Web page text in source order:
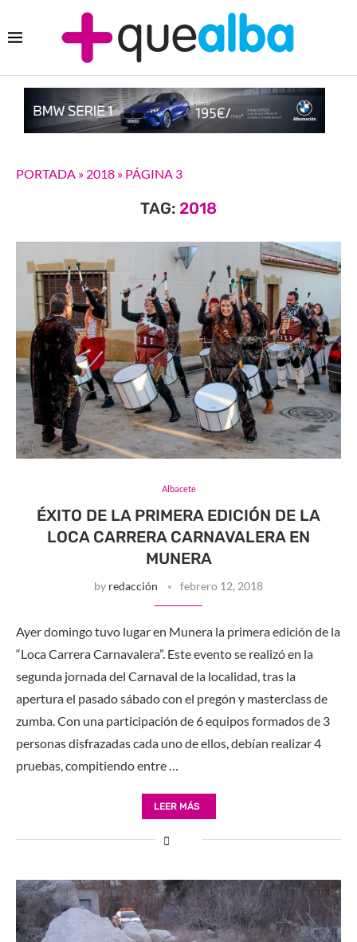
PORTADA » 2018 » PÁGINA 3
TAG: 2018
Albacete
ÉXITO DE LA PRIMERA EDICIÓN DE LA
LOCA CARRERA CARNAVALERA EN
MUNERA
by redacción febrero 12, 2018
Ayer domingo tuvo lugar en Munera la primera edición de la
“Loca Carrera Carnavalera”. Este evento se realizó en la
segunda jornada del Carnaval de la localidad, tras la
apertura el pasado sábado con el pregón y masterclass de
zumba. Con una participación de 6 equipos formados de 3
personas disfrazadas cada uno de ellos, debían realizar 4
pruebas, compitiendo entre …
LEER MÁS